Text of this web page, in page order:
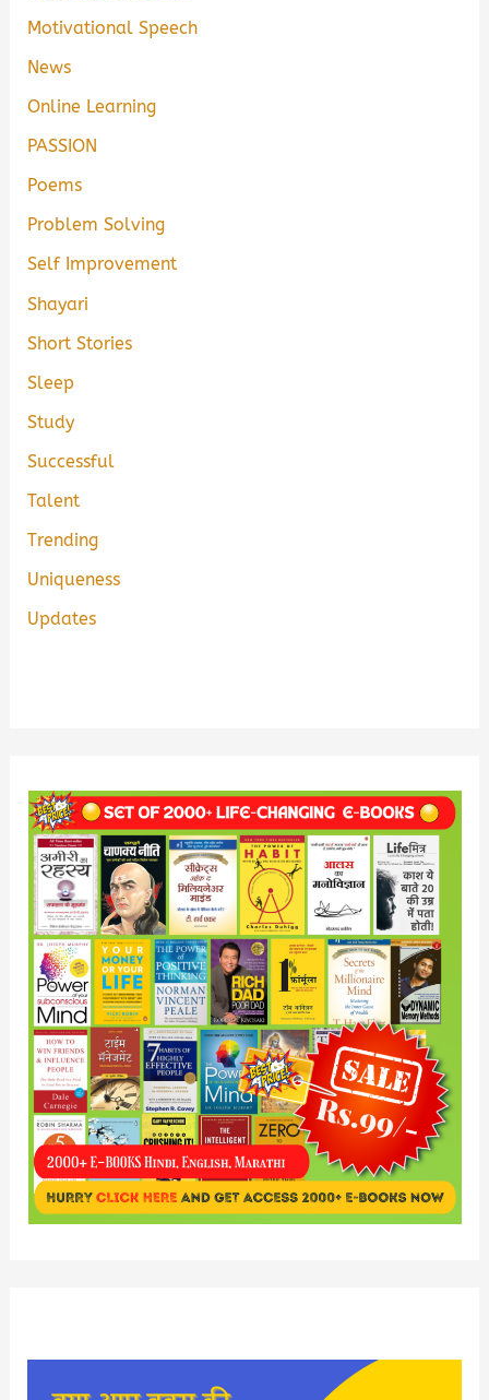
Motivational Speech
News
Online Learning
PASSION
Poems
Problem Solving
Self Improvement
Shayari
Short Stories
Sleep
Study
Successful
Talent
Trending
Uniqueness
Updates